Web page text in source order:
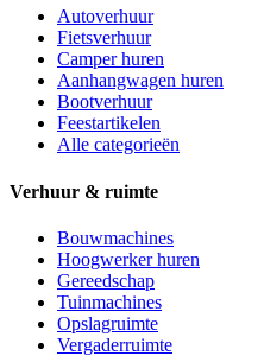
Autoverhuur
Fietsverhuur
Camper huren
Aanhangwagen huren
Bootverhuur
Feestartikelen
Alle categorieën
Verhuur & ruimte
Bouwmachines
Hoogwerker huren
Gereedschap
Tuinmachines
Opslagruimte
Vergaderruimte